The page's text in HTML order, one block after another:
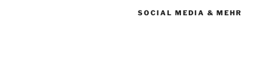
SOCIAL MEDIA & MEHR